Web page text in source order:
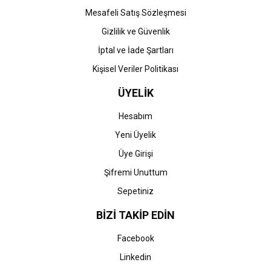
Mesafeli Satış Sözleşmesi
Gizlilik ve Güvenlik
İptal ve İade Şartları
Kişisel Veriler Politikası
ÜYELİK
Hesabım
Yeni Üyelik
Üye Girişi
Şifremi Unuttum
Sepetiniz
BİZİ TAKİP EDİN
Facebook
Linkedin